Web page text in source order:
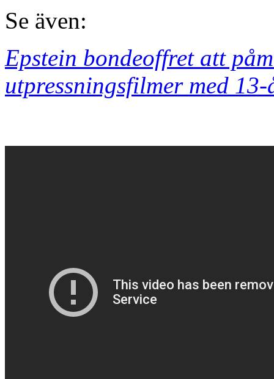
Se även:
Epstein bondeoffret att
utpressningsfilmer med